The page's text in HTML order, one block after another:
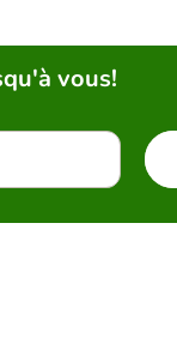
vous!